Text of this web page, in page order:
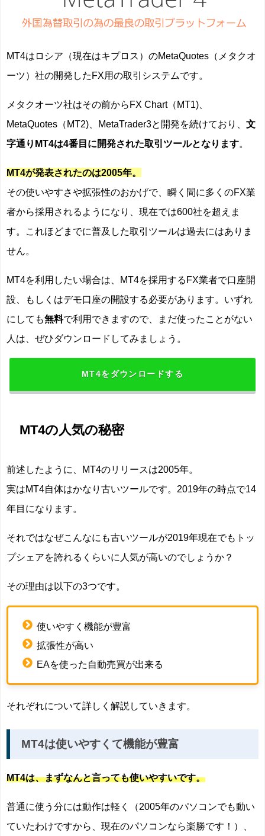
MT4はロシア（現在はキプロス）のMetaQuotes（メタクオ
ーツ）社の開発したFX用の取引システムです。
メタクオーツ社はその前からFX Chart（MT1)、
MetaQuotes（MT2)、MetaTrader3と開発を続けており、 文
字通りMT4は4番目に開発された取引ツールとなります
MT4が発表されたのは2005年。
その使いやすさや拡張性のおかげで、瞬く間に多くのFX業
者から採用されるようになり、現在では600社を超えま
す。これほどまでに普及した取引ツールは過去にはありま
せん。
MT4を利用したい場合は、MT4を採用するFX業者で口座開
設、もしくはデモ口座の開設する必要があります。いずれ
にしても無料で利用できますので、まだ使ったことがない
人は、ぜひダウンロードしてみましょう。
MT4をダウンロードする
MT4の人気の秘密
前述したように、MT4のリリースは2005年。
実はMT4自体はかなり古いツールです。2019年の時点で14
年目になります。
それではなぜこんなにも古いツールが2019年現在でもトッ
プシェアを誇れるくらいに人気が高いのでしょうか？
その理由は以下の3つです。
使いやすく機能が豊富
拡張性が高い
EAを使った自動売買が出来る
それぞれについて詳しく解説していきます。
MT4は使いやすくて機能が豊富
MT4は、まずなんと言っても使いやすいです。
普通に使う分には動作は軽く（2005年のパソコンでも動い
ていたわけですから、現在のパソコンなら楽勝です！）、